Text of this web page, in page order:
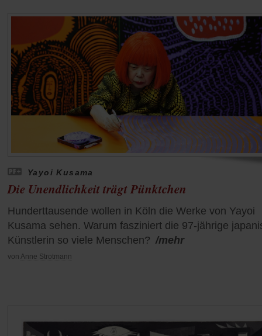
Yayoi Kusama
Die Unendlichkeit trägt Pünktchen
Hunderttausende wollen in Köln die Werke von Yayoi
Kusama sehen. Warum fasziniert die 97-jährige
Künstlerin so viele Menschen? /mehr
von Anne Strotmann